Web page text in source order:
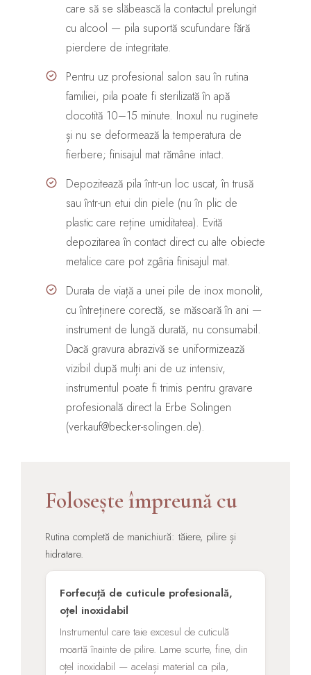
care să se slăbească la contactul prelungit
cu alcool — pila suportă scufundare fără
pierdere de integritate.
Pentru uz profesional salon sau în rutina
familiei, pila poate fi sterilizată în apă
clocotită 10–15 minute. Inoxul nu ruginete
și nu se deformează la temperatura de
fierbere; finisajul mat rămâne intact.
Depozitează pila într-un loc uscat, în trusă
sau într-un etui din piele (nu în plic de
plastic care reține umiditatea). Evită
depozitarea în contact direct cu alte obiecte
metalice care pot zgâria finisajul mat.
Durata de viață a unei pile de inox monolit,
cu întreținere corectă, se măsoară în ani —
instrument de lungă durată, nu consumabil.
Dacă gravura abrazivă se uniformizează
vizibil după mulți ani de uz intensiv,
instrumentul poate fi trimis pentru gravare
profesională direct la Erbe Solingen
(verkauf@becker-solingen.de).
Folosește împreună cu
Rutina completă de manichiură: tăiere, pilire și
hidratare.
Forfecuță de cuticule profesională,
oțel inoxidabil
Instrumentul care taie excesul de cuticulă
moartă înainte de pilire. Lame scurte, fine, din
oțel inoxidabil — același material ca pila,